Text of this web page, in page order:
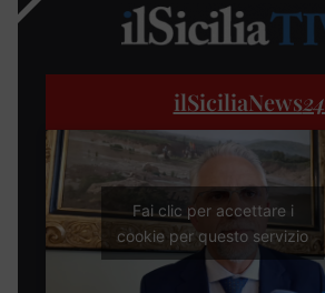
ilSiciliaNews24
Fai clic per accettare i
cookie per questo servizio